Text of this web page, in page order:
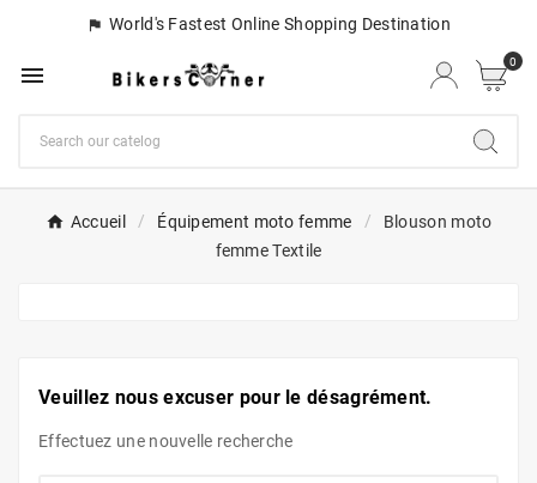
 World's Fastest Online Shopping Destination
 0
Accueil Équipement moto femme
Blouson moto
femme Textile
Veuillez nous excuser pour le désagrément.
Effectuez une nouvelle recherche